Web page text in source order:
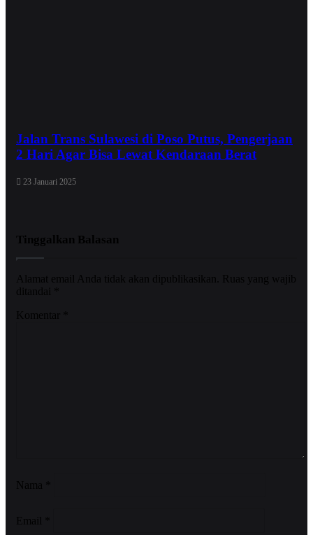
Jalan Trans Sulawesi di Poso Putus, Pengerjaan
2 Hari Agar Bisa Lewat Kendaraan Berat
23 Januari 2025
Tinggalkan Balasan
Alamat email Anda tidak akan dipublikasikan.
Ruas yang wajib
ditandai
Komentar
Nama
Email